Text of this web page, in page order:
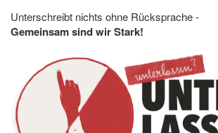
Unterschreibt nichts ohne Rücksprache -
Gemeinsam sind wir Stark!